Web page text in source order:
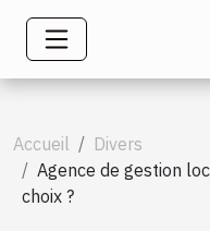
Accueil
Divers
Agence de gestion
choix ?